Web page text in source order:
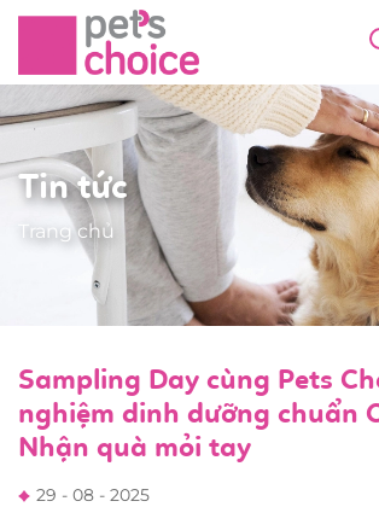
Tin tức
Trang chủ
Sampling Day cùng Pets
nghiệm dinh dưỡng chuẩn
Nhận quà mỏi tay
29 - 08 - 2025